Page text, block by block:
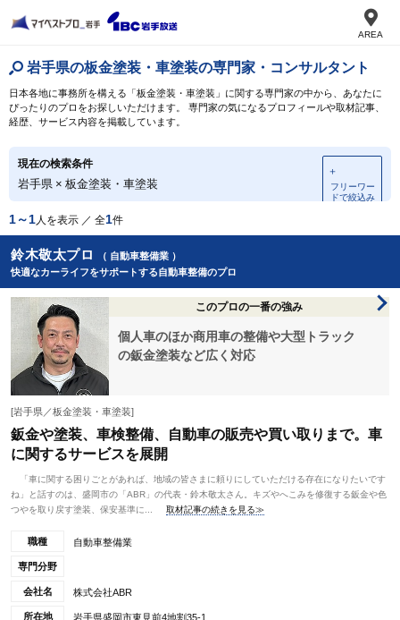
AREA
岩手県の板金塗装・車塗装の専門家・コンサルタント
日本各地に事務所を構える「板金塗装・車塗装」に関する専門家の中から、あなたに
ぴったりのプロをお探しいただけます。 専門家の気になるプロフィールや取材記事、
経歴、サービス内容を掲載しています。
現在の検索条件
岩手県 × 板金塗装・車塗装
＋
フリーワー
ドで絞込み
1～1人を表示 ／ 全1件
鈴木敬太プロ
（ 自動車整備業 ）
快適なカーライフをサポートする自動車整備のプロ
このプロの一番の強み
個人車のほか商用車の整備や大型トラック
の鈑金塗装など広く対応
[岩手県／板金塗装・車塗装]
鈑金や塗装、車検整備、自動車の販売や買い取りまで。車
に関するサービスを展開
「車に関する困りごとがあれば、地域の皆さまに頼りにしていただける存在になりたいです
ね」と話すのは、盛岡市の「ABR」の代表・鈴木敬太さん。キズやへこみを修復する鈑金や色
つやを取り戻す塗装、保安基準に...
取材記事の続きを見る≫
職種 自動車整備業
専門分野
会社名 株式会社ABR
所在地 岩手県盛岡市東見前4地割35-1